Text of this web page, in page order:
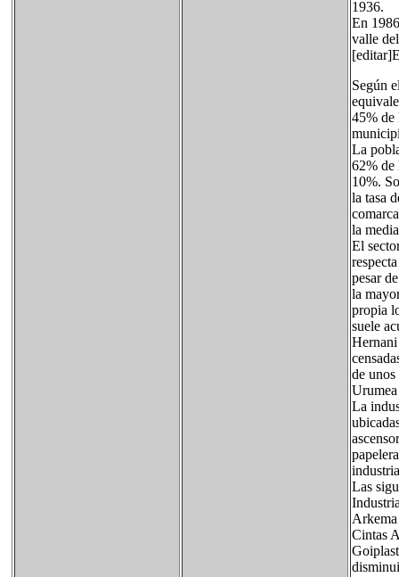
1936.
En
valle
Según
45% de
La
62% de
10%.
la tasa
la
El
pesar
la
propia
suele
Hernani
de
La
Las
Cintas